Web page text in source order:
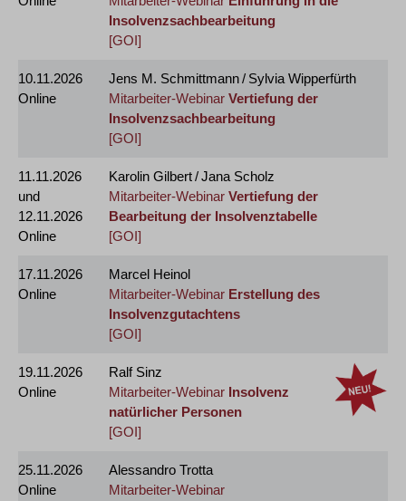
Insolvenzsachbearbeitung
[GOI]
10.11.2026
Online
Jens M. Schmittmann / Sylvia Wipperfürth
Mitarbeiter-Webinar Vertiefung der
Insolvenzsachbearbeitung
[GOI]
11.11.2026
und
12.11.2026
Online
Karolin Gilbert / Jana Scholz
Mitarbeiter-Webinar Vertiefung der
Bearbeitung der Insolvenztabelle
[GOI]
17.11.2026
Online
Marcel Heinol
Mitarbeiter-Webinar Erstellung des
Insolvenzgutachtens
[GOI]
19.11.2026
Online
Ralf Sinz
Mitarbeiter-Webinar Insolvenz
natürlicher Personen
[GOI]
25.11.2026
Online
Alessandro Trotta
Mitarbeiter-Webinar